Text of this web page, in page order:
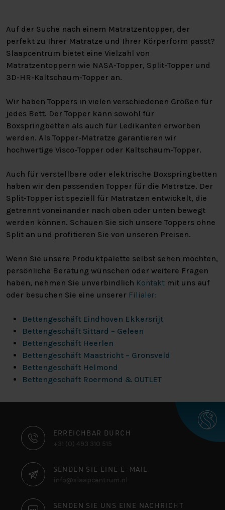
Auf der Suche nach einem Matratzentopper, der
perfekt zu Ihrer Matratze und Ihrer Körperform passt?
Slaapcentrum bietet eine Vielzahl von
Matratzentoppern wie NASA-Topper, Split-Topper und
3D-HR-Kaltschaum-Topper an.
Wir haben Toppers in vielen verschiedenen Größen für
jedes Bett. Der Topper kann sowohl für
Boxspringbetten als auch für Ledikanten erworben
werden. Als Topper-Matratze garantieren wir
hochwertige Visco-Topper oder Kaltschaum-Topper.
Auch für verstellbare oder elektrische Boxspringbetten
haben wir den passenden Topper für die Matratze. Der
Split-Topper ist speziell für Matratzen entwickelt, die
getrennt voneinander nach oben oder unten bewegt
werden können. Schauen Sie sich unsere Toppers ohne
Split an und profitieren Sie von unseren Preisen.
Wenn Sie unsere Produktpalette selbst sehen möchten,
persönliche Beratung wünschen oder weitere Fragen
haben, nehmen Sie unverbindlich Kontakt mit uns auf
oder besuchen Sie eine unserer Filialer:
Bettengeschäft Eindhoven Ekkersrijt
Bettengeschäft Sittard – Geleen
Bettengeschäft Heerlen
Bettengeschäft Maastricht – Gronsveld
Bettengeschäft Helmond
Bettengeschäft Roermond & OUTLET
KONTAKTINFORMATIONEN
ERREICHBAR DURCH
+31 (0) 493 310 515
SENDEN SIE EINE E-MAIL
info@slaapcentrum.nl
SENDEN SIE UNS EINE NACHRICHT